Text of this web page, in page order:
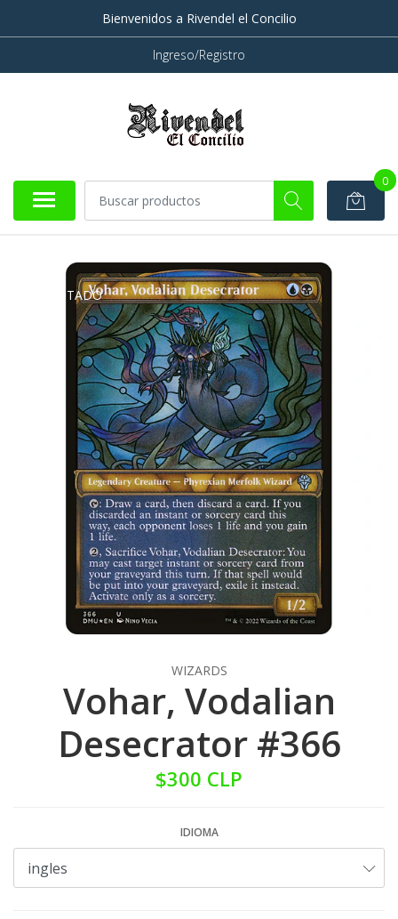
Bienvenidos a Rivendel el Concilio
Ingreso/Registro
0
AGOTADO
WIZARDS
Vohar, Vodalian
Desecrator #366
$300 CLP
IDIOMA